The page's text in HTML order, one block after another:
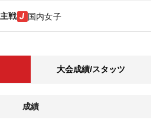
主戦 国内女子
大会成績/スタッツ
成績